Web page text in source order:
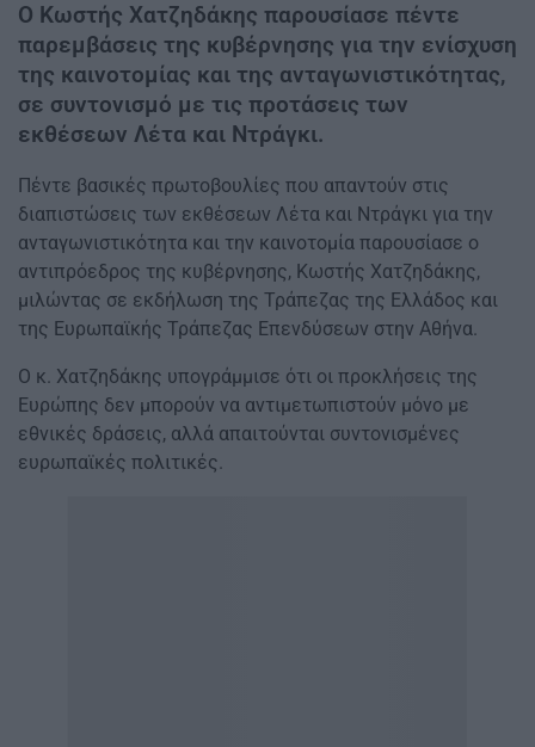
Ο Κωστής Χατζηδάκης παρουσίασε πέντε
παρεμβάσεις της κυβέρνησης για την ενίσχυση
της καινοτομίας και της ανταγωνιστικότητας,
σε συντονισμό με τις προτάσεις των
εκθέσεων Λέτα και Ντράγκι.
Πέντε βασικές πρωτοβουλίες που απαντούν στις
διαπιστώσεις των εκθέσεων Λέτα και Ντράγκι για την
ανταγωνιστικότητα και την καινοτομία παρουσίασε ο
αντιπρόεδρος της κυβέρνησης, Κωστής Χατζηδάκης,
μιλώντας σε εκδήλωση της Τράπεζας της Ελλάδος και
της Ευρωπαϊκής Τράπεζας Επενδύσεων στην Αθήνα.
Ο κ. Χατζηδάκης υπογράμμισε ότι οι προκλήσεις της
Ευρώπης δεν μπορούν να αντιμετωπιστούν μόνο με
εθνικές δράσεις, αλλά απαιτούνται συντονισμένες
ευρωπαϊκές πολιτικές.